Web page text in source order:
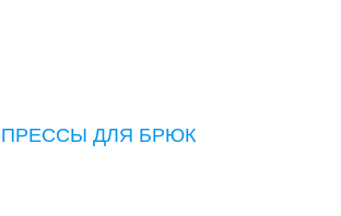
ДЛЯ БРЮК